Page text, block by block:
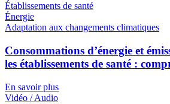
Établissements de santé
Énergie
Adaptation aux changements climatiques
Consommations d’énergie et
les établissements de santé :
En savoir plus
Vidéo / Audio